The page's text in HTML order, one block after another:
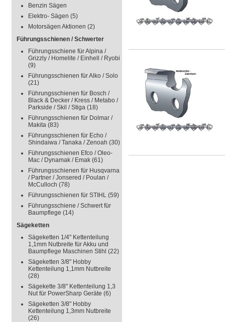
Benzin Sägen
Elektro- Sägen (5)
Motorsägen Aktionen (2)
Führungsschienen / Schwerter
Führungsschiene für Alpina /
Grizzly / Homelite / Einhell / Ryobi
(9)
Führungsschienen für Alko / Solo
(21)
Führungsschienen für Bosch /
Black & Decker / Kress / Metabo /
Parkside / Skil / Stiga (18)
Führungsschienen für Dolmar /
Makita (83)
Führungsschienen für Echo /
Shindaiwa / Tanaka / Zenoah (30)
Führungsschienen Efco / Oleo-
Mac / Dynamak / Emak (61)
Führungsschienen für Husqvarna
/ Partner / Jonsered / Poulan /
McCulloch (78)
Führungsschienen für STIHL (59)
Führungsschiene / Schwert für
Baumpflege (14)
Sägeketten
Sägeketten 1/4" Kettenteilung
1,1mm Nutbreite für Akku und
Baumpflege Maschinen Stihl (22)
Sägeketten 3/8" Hobby
Kettenteilung 1,1mm Nutbreite
(28)
Sägekette 3/8" Kettenteilung 1,3
Nut für PowerSharp Geräte (6)
Sägeketten 3/8" Hobby
Kettenteilung 1,3mm Nutbreite
(26)